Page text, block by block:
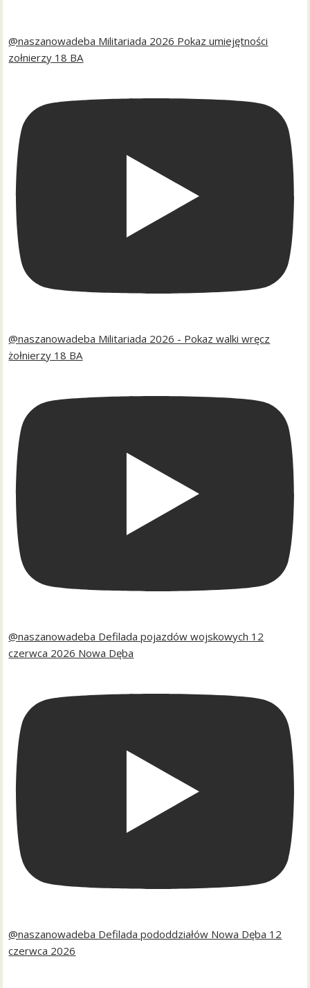
@naszanowadeba Militariada 2026 Pokaz umiejętności
zołnierzy 18 BA
@naszanowadeba Militariada 2026 - Pokaz walki wręcz
żołnierzy 18 BA
@naszanowadeba Defilada pojazdów wojskowych 12
czerwca 2026 Nowa Dęba
@naszanowadeba Defilada pododdziałów Nowa Dęba 12
czerwca 2026